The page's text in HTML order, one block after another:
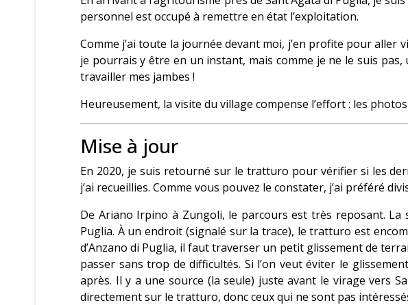
personnel est occupé à remettre en état l’exploitation.
Comme j’ai toute la journée devant moi, j’en profite pour aller
je pourrais y être en un instant, mais comme je ne le suis
travailler mes jambes !
Heureusement, la visite du village compense l’effort : les
Mise à jour
En 2020, je suis retourné sur le tratturo pour vérifier si les
j’ai recueillies. Comme vous pouvez le constater, j’ai préféré
De Ariano Irpino à Zungoli, le parcours est très reposant.
Puglia. À un endroit (signalé sur la trace), le tratturo est
d’Anzano di Puglia, il faut traverser un petit glissement de
passer sans trop de difficultés. Si l’on veut éviter le
après. Il y a une source (la seule) juste avant le virage vers
directement sur le tratturo, donc ceux qui ne sont pas